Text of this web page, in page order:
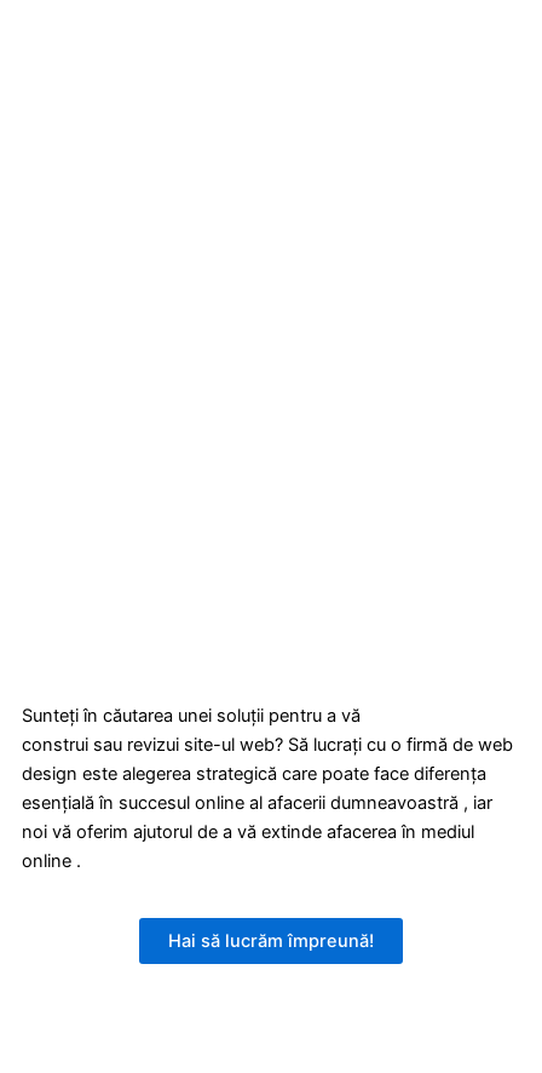
Sunteți în căutarea unei soluții pentru a vă
construi sau revizui site-ul web? Să lucrați cu o firmă de web
design este alegerea strategică care poate face diferența
esențială în succesul online al afacerii dumneavoastră , iar
noi vă oferim ajutorul de a vă extinde afacereaîn mediul
online .
Hai să lucrăm împreună!